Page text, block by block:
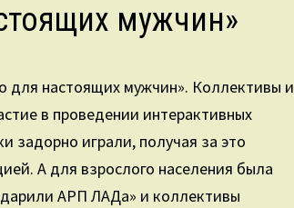
мужчин»
для настоящих мужчин». Коллективы и
в проведении интерактивных
задорно играли, получая за это
А для взрослого населения была
АРП ЛАДа» и коллективы